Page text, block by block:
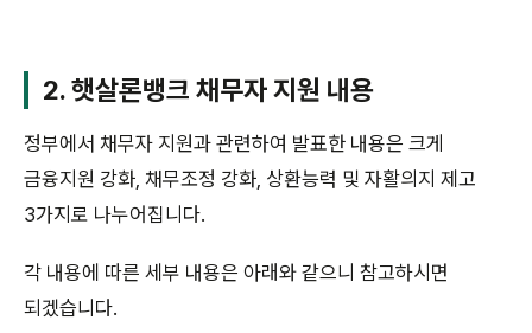
2. 햇살론뱅크 채무자 지원 내용
정부에서 채무자 지원과 관련하여 발표한 내용은 크게
금융지원 강화, 채무조정 강화, 상환능력 및 자활의지 제고
3가지로 나누어집니다.
각 내용에 따른 세부 내용은 아래와 같으니 참고하시면
되겠습니다.